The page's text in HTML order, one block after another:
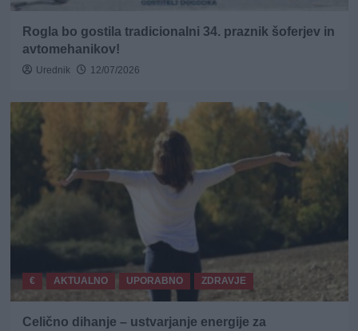
Rogla bo gostila tradicionalni 34. praznik šoferjev in
avtomehanikov!
Urednik 12/07/2026
€ AKTUALNO UPORABNO ZDRAVJE
Celično dihanje – ustvarjanje energije za